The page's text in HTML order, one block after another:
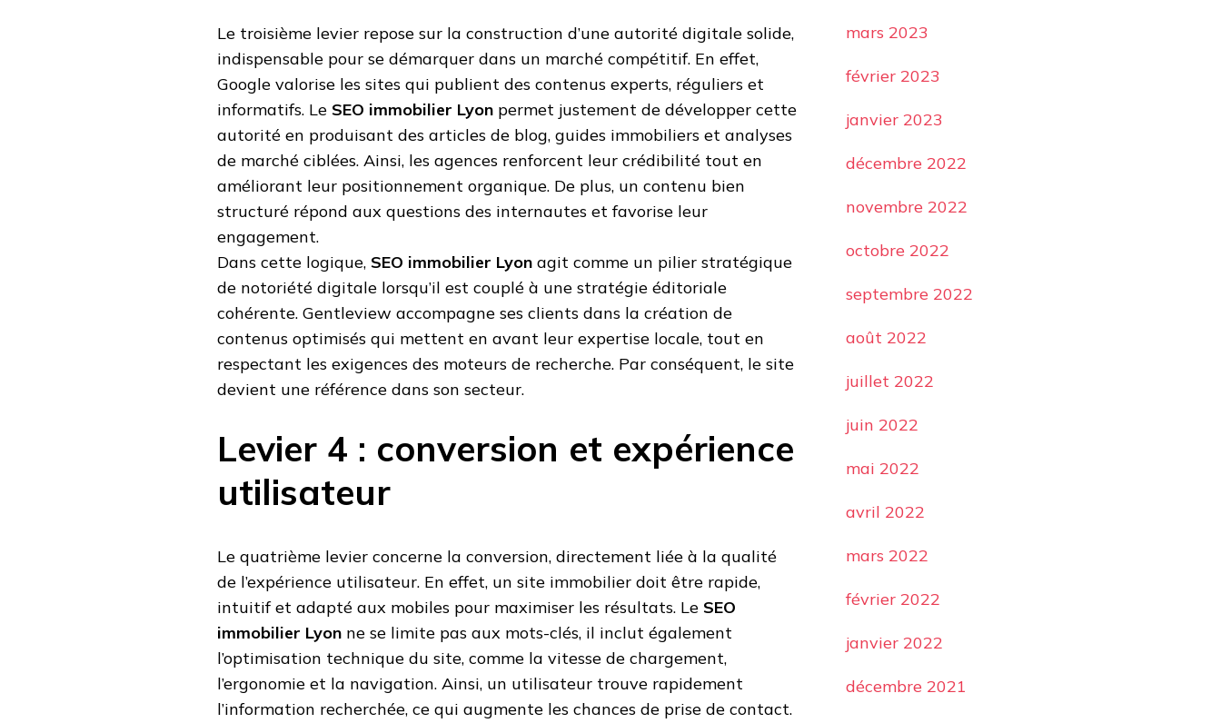
Le troisième levier repose sur la construction d’une autorité digitale solide,
indispensable pour se démarquer dans un marché compétitif. En effet,
Google valorise les sites qui publient des contenus experts, réguliers et
informatifs. Le SEO immobilier Lyon permet justement de développer cette
autorité en produisant des articles de blog, guides immobiliers et analyses
de marché ciblées. Ainsi, les agences renforcent leur crédibilité tout en
améliorant leur positionnement organique. De plus, un contenu bien
structuré répond aux questions des internautes et favorise leur
engagement.
Dans cette logique, SEO immobilier Lyon agit comme un pilier stratégique
de notoriété digitale lorsqu’il est couplé à une stratégie éditoriale
cohérente. Gentleview accompagne ses clients dans la création de
contenus optimisés qui mettent en avant leur expertise locale, tout en
respectant les exigences des moteurs de recherche. Par conséquent, le site
devient une référence dans son secteur.
Levier 4 : conversion et expérience
utilisateur
Le quatrième levier concerne la conversion, directement liée à la qualité
de l’expérience utilisateur. En effet, un site immobilier doit être rapide,
intuitif et adapté aux mobiles pour maximiser les résultats. Le SEO
immobilier Lyon ne se limite pas aux mots-clés, il inclut également
l’optimisation technique du site, comme la vitesse de chargement,
l’ergonomie et la navigation. Ainsi, un utilisateur trouve rapidement
l’information recherchée, ce qui augmente les chances de prise de contact.
mars 2023
février 2023
janvier 2023
décembre 2022
novembre 2022
octobre 2022
septembre 2022
août 2022
juillet 2022
juin 2022
mai 2022
avril 2022
mars 2022
février 2022
janvier 2022
décembre 2021